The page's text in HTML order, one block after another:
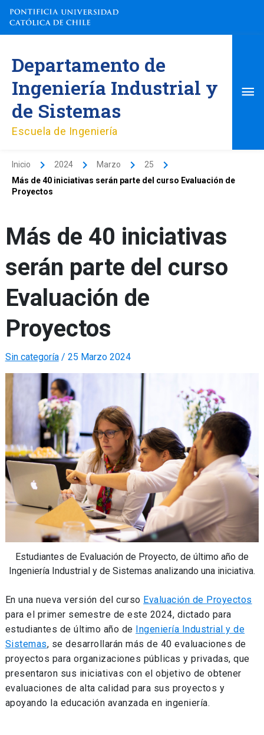
contenido
Departamento de
Ingeniería Industrial y
de Sistemas
Escuela de Ingeniería
Inicio 2024 Marzo
25
Más de 40 iniciativas serán parte del curso Evaluación de
Proyectos
Más de 40 iniciativas
serán parte del curso
Evaluación de
Proyectos
Sin categoría/ 25 Marzo 2024
Estudiantes de Evaluación de Proyecto, de último año de
Ingeniería Industrial y de Sistemas analizando una iniciativa.
En una nueva versión del curso Evaluación de Proyectos
para el primer semestre de este 2024, dictado para
estudiantes de último año de Ingeniería Industrial y de
Sistemas, se desarrollarán más de 40 evaluaciones de
proyectos para organizaciones públicas y privadas, que
presentaron sus iniciativas con el objetivo de obtener
evaluaciones de alta calidad para sus proyectos y
apoyando la educación avanzada en ingeniería.